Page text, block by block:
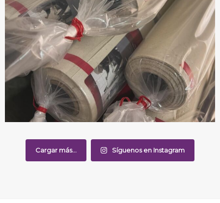
Cargar más... Síguenos en Instagram